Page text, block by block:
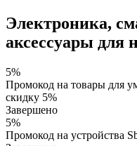
Электроника,
аксессуары для
5%
Промокод на товары для
скидку 5%
Завершено
5%
Промокод на устройства